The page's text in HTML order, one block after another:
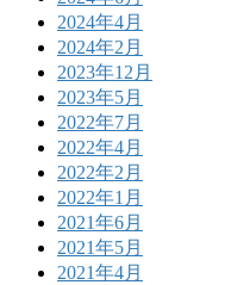
2024年4月
2024年2月
2023年12月
2023年5月
2022年7月
2022年4月
2022年2月
2022年1月
2021年6月
2021年5月
2021年4月